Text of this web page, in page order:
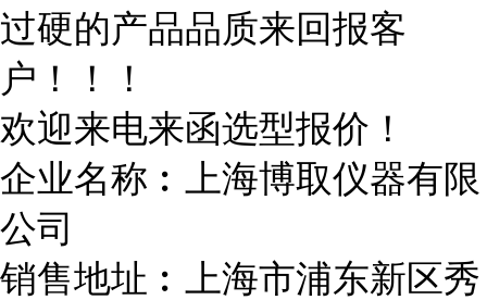
过硬的产品品质来回报客
户！！！
欢迎来电来函选型报价！
企业名称︰上海博取仪器有限
公司
销售地址︰上海市浦东新区秀